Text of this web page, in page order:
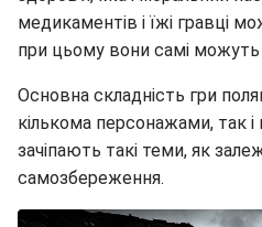
медикаментів і їжі гравці
при цьому вони самі
Основна складність гри
кількома персонажами, так
зачіпають такі теми, як
самозбереження.